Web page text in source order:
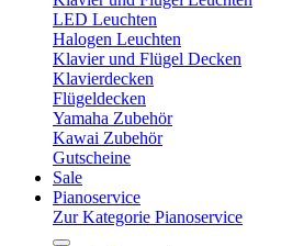
LED Leuchten
Halogen Leuchten
Klavier und Flügel Decken
Klavierdecken
Flügeldecken
Yamaha Zubehör
Kawai Zubehör
Gutscheine
Sale
Pianoservice
Zur Kategorie Pianoservice